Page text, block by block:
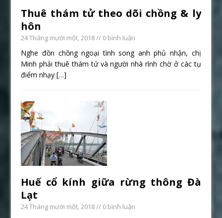
Thuê thám tử theo dõi chồng & ly
hôn
24 Tháng mười một, 2018// 0 bình luận
Nghe đồn chồng ngoại tình song anh phủ nhận, chị
Minh phải thuê thám tử và người nhà rình chờ ở các tụ
điểm nhạy[…]
Huế cổ kính giữa rừng thông Đà
Lạt
24 Tháng mười một, 2018// 0 bình luận